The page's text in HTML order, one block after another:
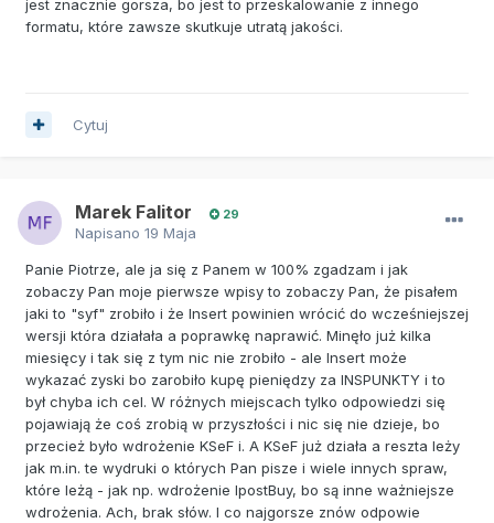
jest znacznie gorsza, bo jest to przeskalowanie z innego
formatu, które zawsze skutkuje utratą jakości.
Cytuj
Marek Falitor 29
Napisano 19 Maja
Panie Piotrze, ale ja się z Panem w 100% zgadzam i jak
zobaczy Pan moje pierwsze wpisy to zobaczy Pan, że pisałem
jaki to "syf" zrobiło i że Insert powinien wrócić do wcześniejszej
wersji która działała a poprawkę naprawić. Minęło już kilka
miesięcy i tak się z tym nic nie zrobiło - ale Insert może
wykazać zyski bo zarobiło kupę pieniędzy za INSPUNKTY i to
był chyba ich cel. W różnych miejscach tylko odpowiedzi się
pojawiają że coś zrobią w przyszłości i nic się nie dzieje, bo
przecież było wdrożenie KSeF i. A KSeF już działa a reszta leży
jak m.in. te wydruki o których Pan pisze i wiele innych spraw,
które leżą - jak np. wdrożenie IpostBuy, bo są inne ważniejsze
wdrożenia. Ach, brak słów. I co najgorsze znów odpowie